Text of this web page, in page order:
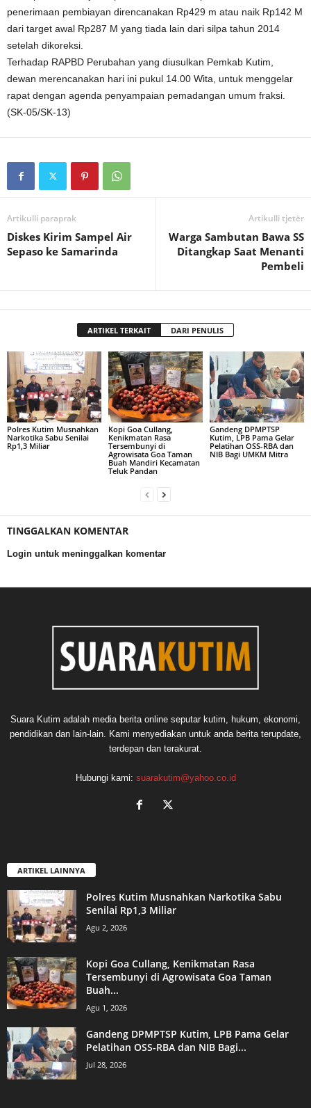
penerimaan pembiayan direncanakan Rp429 m atau naik Rp142 M
dari target awal Rp287 M yang tiada lain dari silpa tahun 2014
setelah dikoreksi.
Terhadap RAPBD Perubahan yang diusulkan Pemkab Kutim,
dewan merencanakan hari ini pukul 14.00 Wita, untuk menggelar
rapat dengan agenda penyampaian pemadangan umum fraksi.
(SK-05/SK-13)
Artikulli paraprak
Diskes Kirim Sampel Air
Sepaso ke Samarinda
Artikulli tjetër
Warga Sambutan Bawa SS
Ditangkap Saat Menanti
Pembeli
ARTIKEL TERKAIT DARI PENULIS
Polres Kutim Musnahkan
Narkotika Sabu Senilai
Rp1,3 Miliar
Kopi Goa Cullang,
Kenikmatan Rasa
Tersembunyi di
Agrowisata Goa Taman
Buah Mandiri Kecamatan
Teluk Pandan
Gandeng DPMPTSP
Kutim, LPB Pama Gelar
Pelatihan OSS-RBA dan
NIB Bagi UMKM Mitra
TINGGALKAN KOMENTAR
Login untuk meninggalkan komentar
Suara Kutim adalah media berita online seputar kutim, hukum, ekonomi,
pendidikan dan lain-lain. Kami menyediakan untuk anda berita terupdate,
terdepan dan terakurat.
Hubungi kami: suarakutim@yahoo.co.id
ARTIKEL LAINNYA
Polres Kutim Musnahkan Narkotika Sabu
Senilai Rp1,3 Miliar
Agu 2, 2026
Kopi Goa Cullang, Kenikmatan Rasa
Tersembunyi di Agrowisata Goa Taman
Buah...
Agu 1, 2026
Gandeng DPMPTSP Kutim, LPB Pama Gelar
Pelatihan OSS-RBA dan NIB Bagi...
Jul 28, 2026